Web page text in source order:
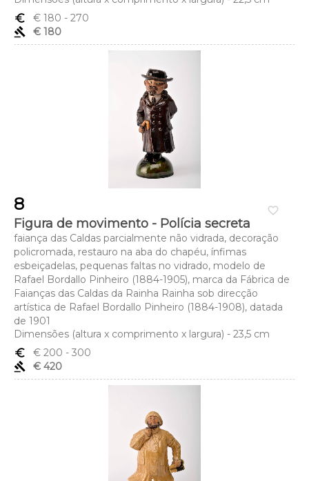
euro_symbol
€ 180 - 270
gavel
€ 180
favorite_border
8
Figura de movimento - Polícia secreta
faiança das Caldas parcialmente não vidrada, decoração
policromada, restauro na aba do chapéu, ínfimas
esbeiçadelas, pequenas faltas no vidrado, modelo de
Rafael Bordallo Pinheiro (1884-1905), marca da Fábrica de
Faianças das Caldas da Rainha Rainha sob direcção
artística de Rafael Bordallo Pinheiro (1884-1908), datada
de 1901
Dimensões (altura x comprimento x largura) - 23,5 cm
euro_symbol
€ 200 - 300
gavel
€ 420